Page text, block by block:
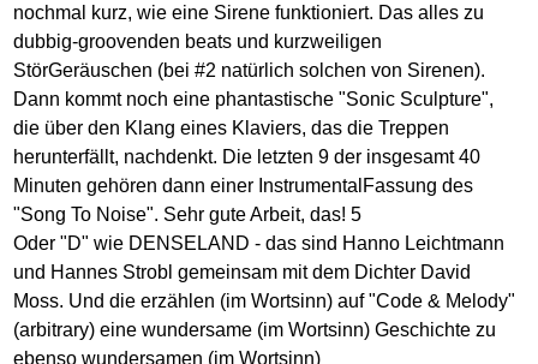
nochmal kurz, wie eine Sirene funktioniert. Das alles zu
dubbig-groovenden beats und kurzweiligen
StörGeräuschen (bei #2 natürlich solchen von Sirenen).
Dann kommt noch eine phantastische "Sonic Sculpture",
die über den Klang eines Klaviers, das die Treppen
herunterfällt, nachdenkt. Die letzten 9 der insgesamt 40
Minuten gehören dann einer InstrumentalFassung des
"Song To Noise". Sehr gute Arbeit, das! 5
Oder "D" wie DENSELAND - das sind Hanno Leichtmann
und Hannes Strobl gemeinsam mit dem Dichter David
Moss. Und die erzählen (im Wortsinn) auf "Code & Melody"
(arbitrary) eine wundersame (im Wortsinn) Geschichte zu
ebenso wundersamen (im Wortsinn)